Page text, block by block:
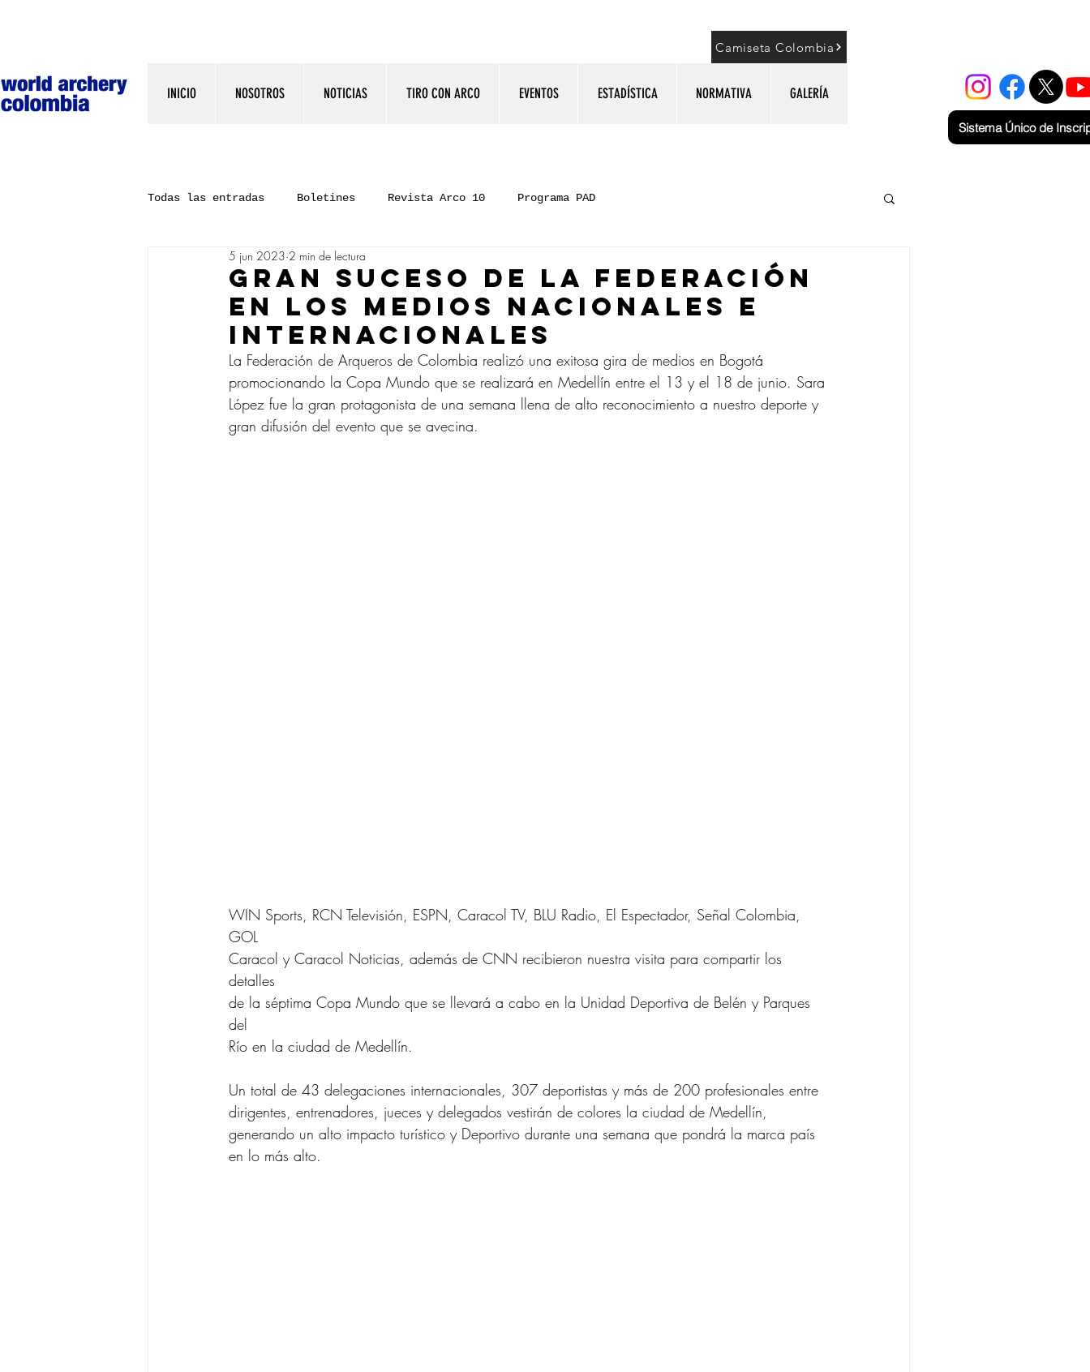
Camiseta Colombia
INICIO NOSOTROS NOTICIAS TIRO CON ARCO EVENTOS ESTADÍSTICA NORMATIVA GALERÍA
Sistema Único de
Todas las entradas Boletines Revista Arco 10 Programa PAD
GRAN SUCESO DE LA FEDERACIÓN
EN LOS MEDIOS NACIONALES E
INTERNACIONALES
5 jun 2023 2 min de lectura
La Federación de Arqueros de Colombia realizó una exitosa gira de medios en Bogotá
promocionando la Copa Mundo que se realizará en Medellín entre el 13 y el 18 de junio. Sara
López fue la gran protagonista de una semana llena de alto reconocimiento a nuestro deporte y
gran difusión del evento que se avecina.
WIN Sports, RCN Televisión, ESPN, Caracol TV, BLU Radio, El Espectador, Señal Colombia,
GOL
Caracol y Caracol Noticias, además de CNN recibieron nuestra visita para compartir los
detalles
de la séptima Copa Mundo que se llevará a cabo en la Unidad Deportiva de Belén y Parques
del
Río en la ciudad de Medellín.
Un total de 43 delegaciones internacionales, 307 deportistas y más de 200 profesionales entre
dirigentes, entrenadores, jueces y delegados vestirán de colores la ciudad de Medellín,
generando un alto impacto turístico y Deportivo durante una semana que pondrá la marca país
en lo más alto.